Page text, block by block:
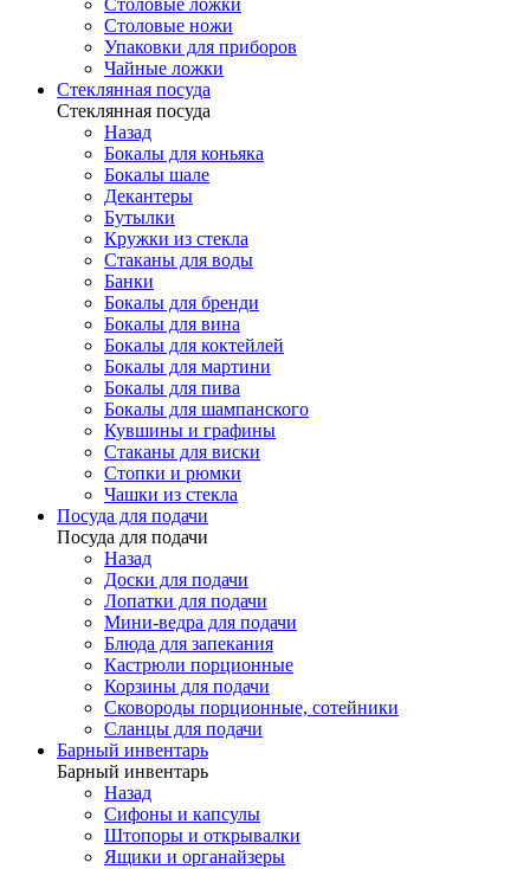
Столовые ножи
Упаковки для приборов
Чайные ложки
Стеклянная посуда
Стеклянная посуда
Назад
Бокалы для коньяка
Бокалы шале
Декантеры
Бутылки
Кружки из стекла
Стаканы для воды
Банки
Бокалы для бренди
Бокалы для вина
Бокалы для коктейлей
Бокалы для мартини
Бокалы для пива
Бокалы для шампанского
Кувшины и графины
Стаканы для виски
Стопки и рюмки
Чашки из стекла
Посуда для подачи
Посуда для подачи
Назад
Доски для подачи
Лопатки для подачи
Мини-ведра для подачи
Блюда для запекания
Кастрюли порционные
Корзины для подачи
Сковороды порционные, сотейники
Сланцы для подачи
Барный инвентарь
Барный инвентарь
Назад
Сифоны и капсулы
Штопоры и открывалки
Ящики и органайзеры